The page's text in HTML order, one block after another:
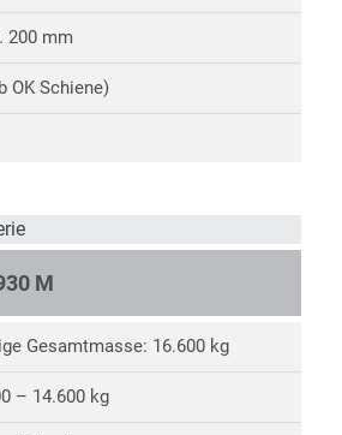
200 mm
OK Schiene)
M
Gesamtmasse: 16.600 kg
– 14.600 kg